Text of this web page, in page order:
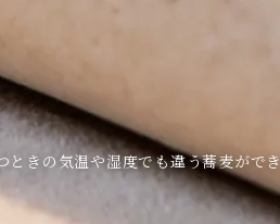
きの気温や湿度でも違う蕎麦ができ